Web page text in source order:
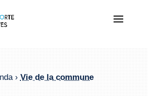
›Vie de la commune